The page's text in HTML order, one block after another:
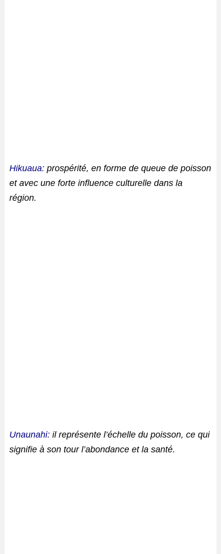
Hikuaua: prospérité, en forme de queue de poisson
et avec une forte influence culturelle dans la
région.
Unaunahi: il représente l’échelle du poisson, ce qui
signifie à son tour l’abondance et la santé.